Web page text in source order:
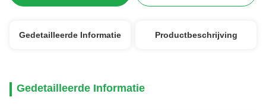
Gedetailleerde Informatie Productbeschrijving
Gedetailleerde Informatie